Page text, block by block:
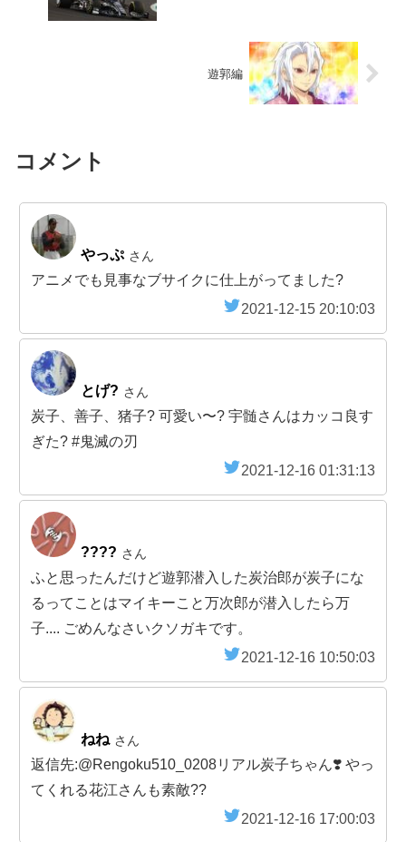
遊郭編
コメント
やっぷ さん
アニメでも見事なブサイクに仕上がってました?
2021-12-15 20:10:03
とげ? さん
炭子、善子、猪子? 可愛い〜? 宇髄さんはカッコ良す
ぎた? #鬼滅の刃
2021-12-16 01:31:13
???? さん
ふと思ったんだけど遊郭潜入した炭治郎が炭子にな
るってことはマイキーこと万次郎が潜入したら万
子.... ごめんなさいクソガキです。
2021-12-16 10:50:03
ねね さん
返信先:@Rengoku510_0208リアル炭子ちゃん❣️ やっ
てくれる花江さんも素敵??
2021-12-16 17:00:03